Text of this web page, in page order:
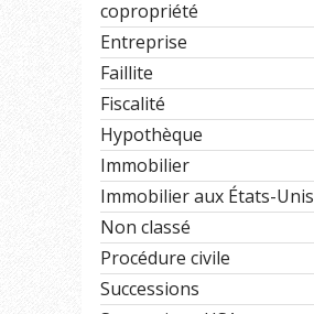
copropriété
Entreprise
Faillite
Fiscalité
Hypothèque
Immobilier
Immobilier aux États-Unis
Non classé
Procédure civile
Successions